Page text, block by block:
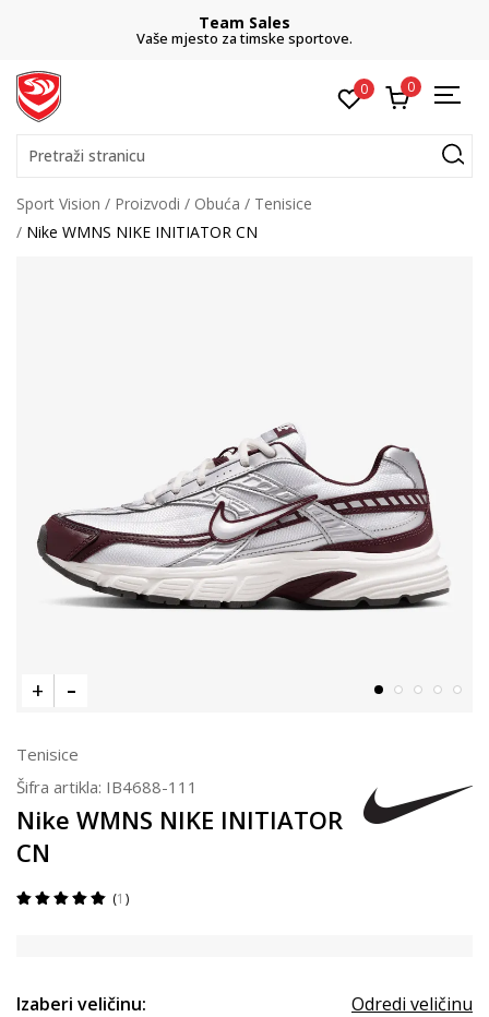
Team Sales
Vaše mjesto za timske sportove.
0 0
Pretraži stranicu
Sport Vision Proizvodi Obuća
Tenisice
Nike WMNS NIKE INITIATOR CN
Tenisice
Šifra artikla: IB4688-111
Nike WMNS NIKE INITIATOR
CN
1
Izaberi veličinu: Odredi veličinu